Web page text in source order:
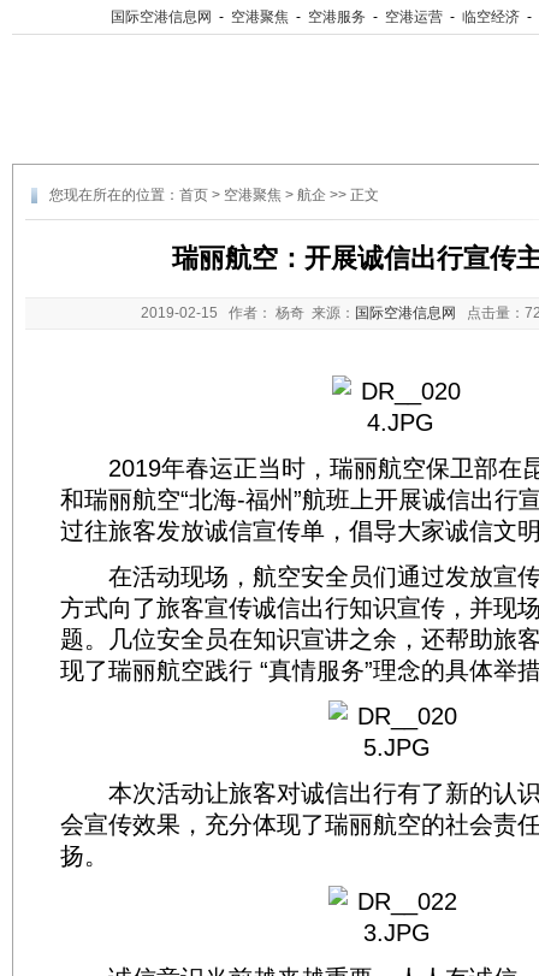
国际空港信息网 - 空港聚焦 - 空港服务 - 空港运营 - 临空经济 -
您现在所在的位置： 首页 > 空港聚焦 > 航企 >> 正文
瑞丽航空：开展诚信出行宣传
2019-02-15 作者： 杨奇 来源： 国际空港信息网 点击量：
2019年春运正当时，瑞丽航空保卫部在
和瑞丽航空“北海-福州”航班上开展诚信出行
过往旅客发放诚信宣传单，倡导大家诚信文
在活动现场，航空安全员们通过发放宣
方式向了旅客宣传诚信出行知识宣传，并现
题。几位安全员在知识宣讲之余，还帮助旅
现了瑞丽航空践行 “真情服务”理念的具体举
本次活动让旅客对诚信出行有了新的认
会宣传效果，充分体现了瑞丽航空的社会责
扬。